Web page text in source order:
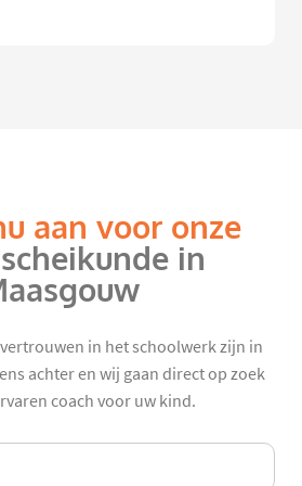
aan voor onze
in
in het schoolwerk zijn in
achter en wij gaan direct op zoek
coach voor uw kind.